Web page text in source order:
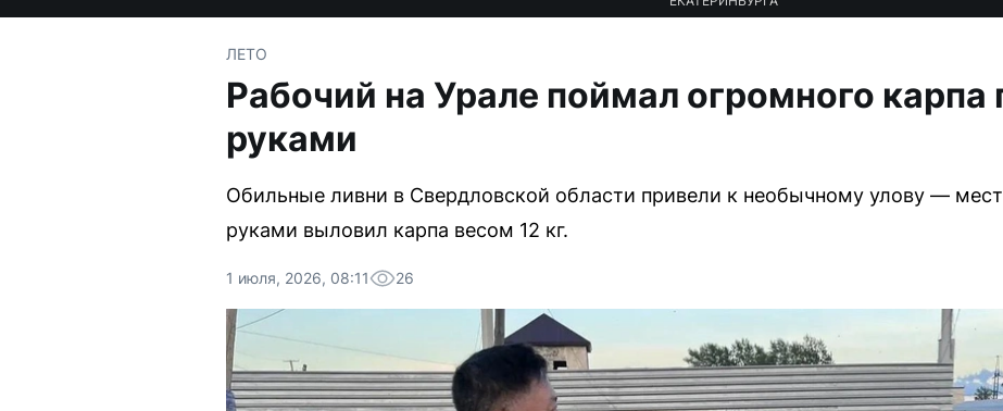
ЛЕТО
Рабочий на Урале поймал огромного карпа
руками
Обильные ливни в Свердловской области привели к необычному улову —
руками выловил карпа весом 12 кг.
1 июля, 2026, 08:11 26